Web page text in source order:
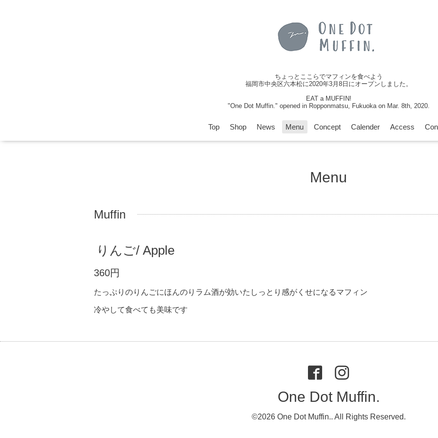
ちょっとここらでマフィンを食べよう
福岡市中央区六本松に2020年3月8日にオープンしました。
EAT a MUFFIN!
"One Dot Muffin." opened in Ropponmatsu, Fukuoka on Mar. 8th, 2020.
Top Shop News Menu Concept Calender Access
Menu
Muffin
りんご/ Apple
360円
たっぷりのりんごにほんのりラム酒が効いたしっとり感がくせになるマフィン
冷やして食べても美味です
One Dot Muffin.
©2026 One Dot Muffin.. All Rights Reserved.